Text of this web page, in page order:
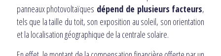
panneaux photovoltaïques dépend de plusieurs facteurs,
tels que la taille du toit, son exposition au soleil, son orientation
et la localisation géographique de la centrale solaire.